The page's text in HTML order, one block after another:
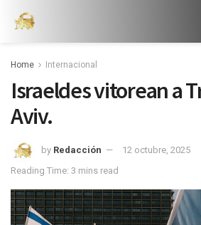
Home Internacional
Israeldes vitorean a
Aviv.
by Redacción
12 octubre, 2025
Reading Time: 3 mins read